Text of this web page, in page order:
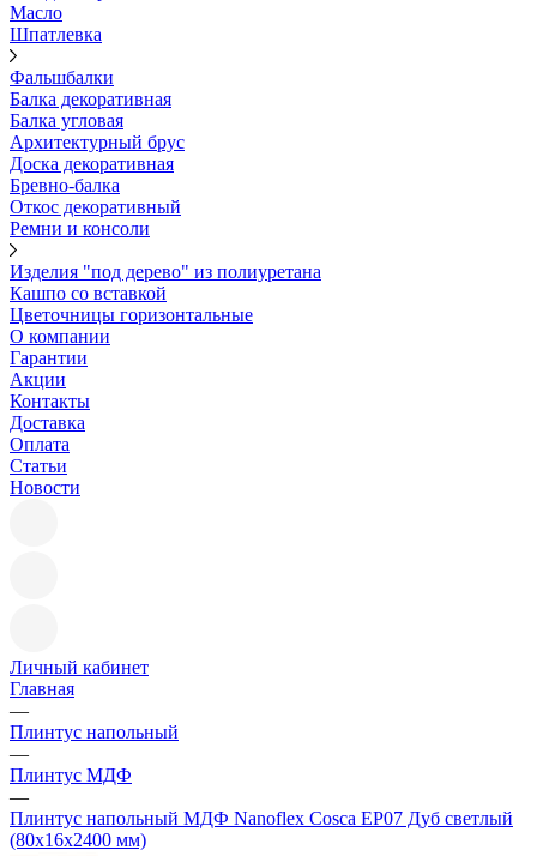
Масло
Шпатлевка
Фальшбалки
Балка декоративная
Балка угловая
Архитектурный брус
Доска декоративная
Бревно-балка
Откос декоративный
Ремни и консоли
Изделия "под дерево" из полиуретана
Кашпо со вставкой
Цветочницы горизонтальные
О компании
Гарантии
Акции
Контакты
Доставка
Оплата
Статьи
Новости
Личный кабинет
Главная
—
Плинтус напольный
—
Плинтус МДФ
—
Плинтус напольный МДФ Nanoflex Cosca ЕP07 Дуб светлый
(80х16х2400 мм)